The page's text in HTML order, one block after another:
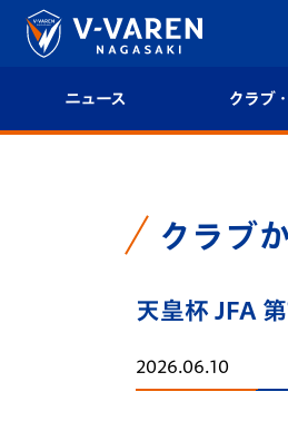
ニュース クラブ
フィロソフ
選手プロフ
クラブ
天皇杯 JFA
2026.06.10